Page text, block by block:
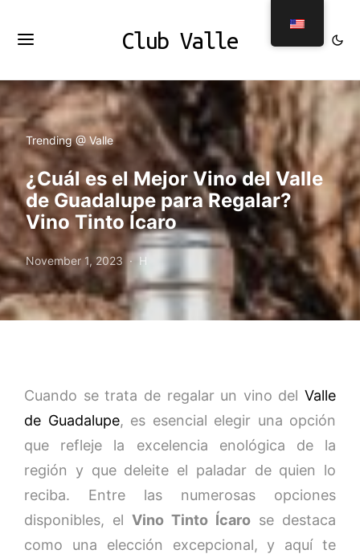
Club Valle
Trending @ Valle
¿Cuál es el Mejor Vino del Valle
de Guadalupe para Regalar?
Vino Tinto Ícaro
November 1, 2023 H
Cuando se trata de regalar un vino del Valle
de Guadalupe, es esencial elegir una opción
que refleje la excelencia enológica de la
región y que deleite el paladar de quien lo
reciba. Entre las numerosas opciones
disponibles, el Vino Tinto Ícaro se destaca
como una elección excepcional, y aquí te